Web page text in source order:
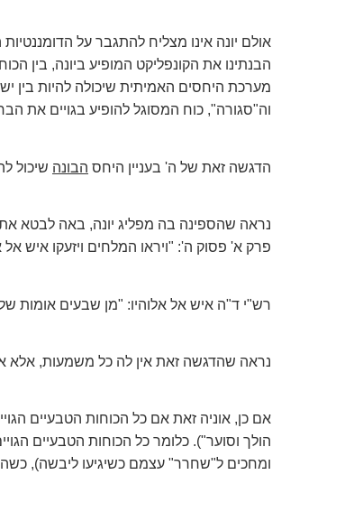
אולם יונה אינו מצליח להתגבר על
הבנתינו את הקונפליקט המופיע ביונה, בין
מערכת היחסים האמיתית שיכולה להיות בין
וה"סגורה", כוח המסוגל להופיע בגויים את
הדגשה זאת של ה' בעניין היחס הבונה שיכול
נראה שהספינה בה מפליג יונה, באה לבטא את
פרק א' פסוק ה': "ויראו המלחים ויזעקו איש אל
רש"י ד"ה איש אל אלוהיו: "מן שבעים אומות
נראה שהדגשה זאת אין לה כל משמעות, אלא
אם כן, אוניה זאת אם כל הכוחות הטבעיים
הולך וסוער"). כלומר כל הכוחות הטבעיים
ומחכים ל"שחרר" עצמם כשיגיעו ליבשה),